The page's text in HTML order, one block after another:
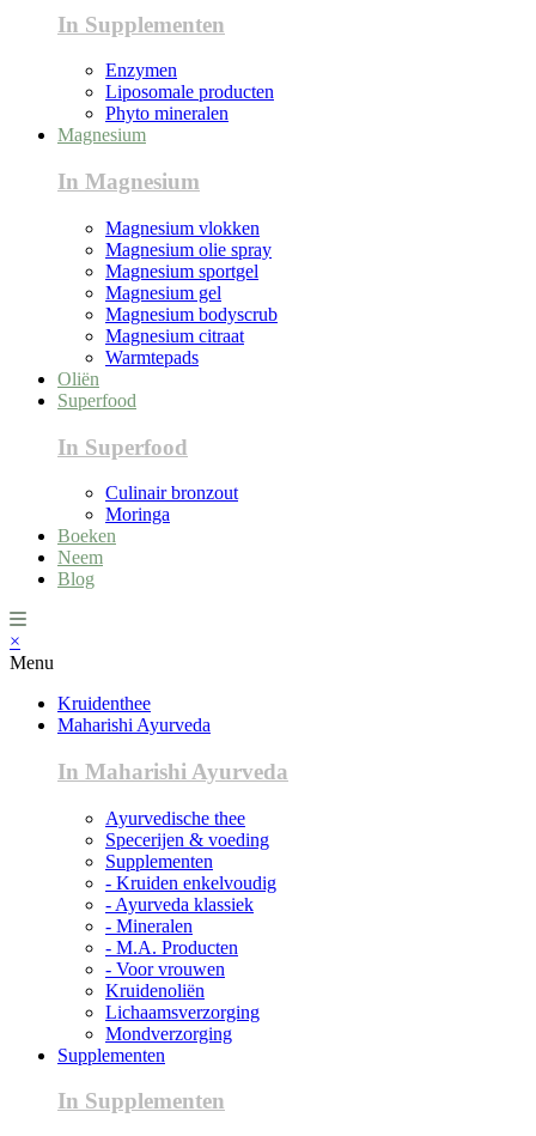
In Supplementen
Enzymen
Liposomale producten
Phyto mineralen
Magnesium
In Magnesium
Magnesium vlokken
Magnesium olie spray
Magnesium sportgel
Magnesium gel
Magnesium bodyscrub
Magnesium citraat
Warmtepads
Oliën
Superfood
In Superfood
Culinair bronzout
Moringa
Boeken
Neem
Blog
×
Menu
Kruidenthee
Maharishi Ayurveda
In Maharishi Ayurveda
Ayurvedische thee
Specerijen & voeding
Supplementen
- Kruiden enkelvoudig
- Ayurveda klassiek
- Mineralen
- M.A. Producten
- Voor vrouwen
Kruidenoliën
Lichaamsverzorging
Mondverzorging
Supplementen
In Supplementen